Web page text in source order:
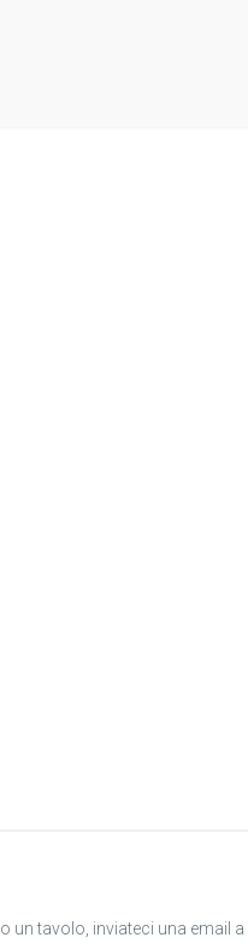
un tavolo, inviateci una email a